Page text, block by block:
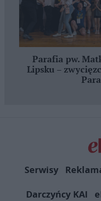
Parafia pw.
Lipsku –
Serwisy
Darczyńcy KAI